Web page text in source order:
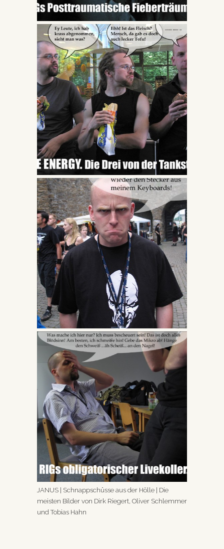
JANUS | Schnappschüsse aus der Hölle | Die
meisten Bilder von Dirk Riegert, Oliver Schlemmer
und Tobias Hahn